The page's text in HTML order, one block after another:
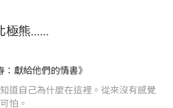
極熊......
獻給他們的情書》
道自己為什麼在這裡。從來沒有感覺
怕。